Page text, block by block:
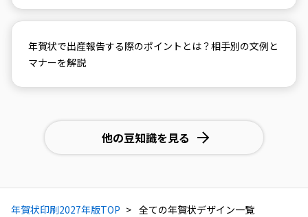
年賀状で出産報告する際のポイントとは？相手別の文例と
マナーを解説
他の豆知識を見る
年賀状印刷2027年版TOP 全ての年賀状デザイン一覧